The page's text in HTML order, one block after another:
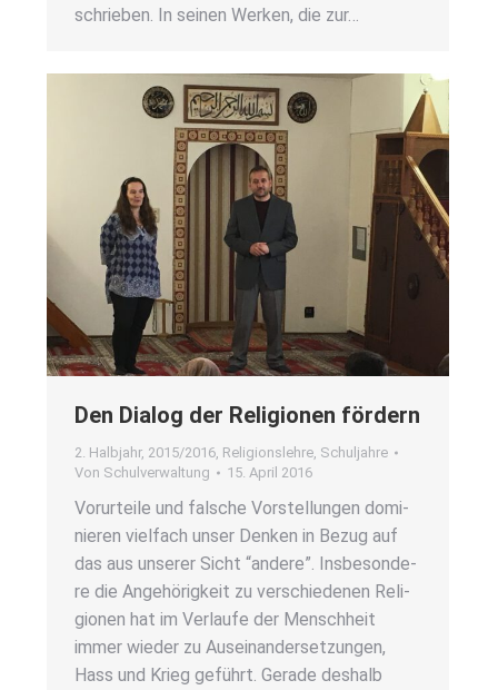
schrie­ben. In sei­nen Wer­ken, die zur…
Den Dia­log der Reli­gio­nen för­dern
2. Halbjahr, 2015/2016 Religionslehre Schuljahre
Von Schulverwaltung 15. April 2016
Vor­ur­tei­le und fal­sche Vor­stel­lun­gen domi­
nie­ren viel­fach unser Den­ken in Bezug auf
das aus unse­rer Sicht “ande­re”. Ins­be­son­de­
re die Ange­hö­rig­keit zu ver­schie­de­nen Reli­
gio­nen hat im Ver­lau­fe der Mensch­heit
immer wie­der zu Aus­ein­an­der­set­zun­gen,
Hass und Krieg geführt. Gera­de des­halb